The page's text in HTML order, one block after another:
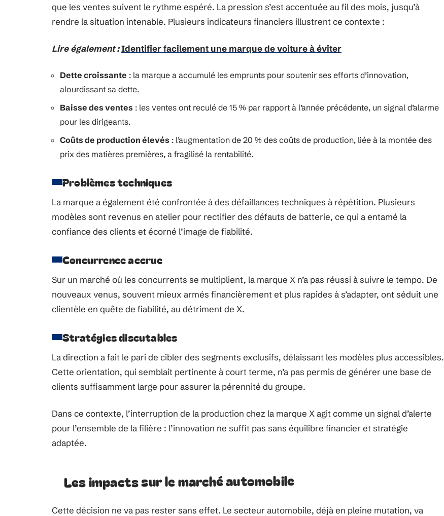
que les ventes suivent le rythme espéré. La pression s’est accentuée au fil des mois, jusqu’à
rendre la situation intenable. Plusieurs indicateurs financiers illustrent ce contexte :
Lire également :Identifier facilement une marque de voiture à éviter
Dette croissante : la marque a accumulé les emprunts pour soutenir ses efforts d’innovation,
alourdissant sa dette.
Baisse des ventes : les ventes ont reculé de 15 % par rapport à l’année précédente, un signal d’alarme
pour les dirigeants.
Coûts de production élevés : l’augmentation de 20 % des coûts de production, liée à la montée des
prix des matières premières, a fragilisé la rentabilité.
Problèmes techniques
La marque a également été confrontée à des défaillances techniques à répétition. Plusieurs
modèles sont revenus en atelier pour rectifier des défauts de batterie, ce qui a entamé la
confiance des clients et écorné l’image de fiabilité.
Concurrence accrue
Sur un marché où les concurrents se multiplient, la marque X n’a pas réussi à suivre le tempo. De
nouveaux venus, souvent mieux armés financièrement et plus rapides à s’adapter, ont séduit une
clientèle en quête de fiabilité, au détriment de X.
Stratégies discutables
La direction a fait le pari de cibler des segments exclusifs, délaissant les modèles plus accessibles.
Cette orientation, qui semblait pertinente à court terme, n’a pas permis de générer une base de
clients suffisamment large pour assurer la pérennité du groupe.
Dans ce contexte, l’interruption de la production chez la marque X agit comme un signal d’alerte
pour l’ensemble de la filière : l’innovation ne suffit pas sans équilibre financier et stratégie
adaptée.
Les impacts sur le marché automobile
Cette décision ne va pas rester sans effet. Le secteur automobile, déjà en pleine mutation, va